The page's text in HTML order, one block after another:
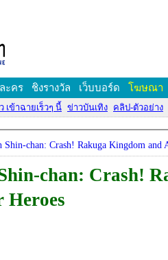
ละคร ชิงรางวัล เว็บบอร์ด โฆษณา
เข้าฉายเร็วๆ นี้ ข่าวบันเทิง คลิป-ตัวอย่าง
Shin-chan: Crash! Rakuga Kingdom and
chan: Crash!
Heroes